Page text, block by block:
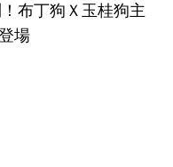
！布丁狗Ｘ玉桂狗主
場